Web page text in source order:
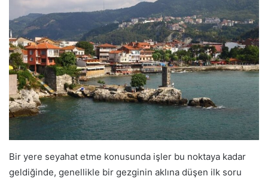
Bir yere seyahat etme konusunda işler bu noktaya kadar
geldiğinde, genellikle bir gezginin aklına düşen ilk soru